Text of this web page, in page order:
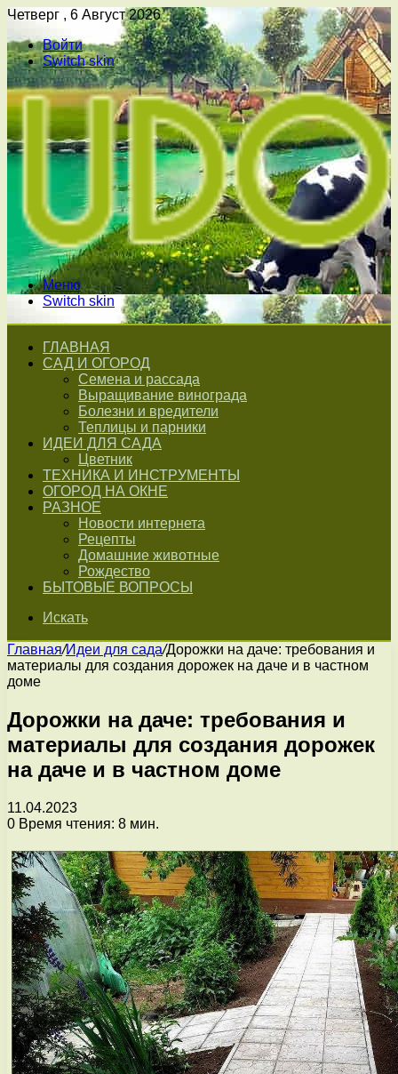
Четверг , 6 Август 2026
Войти
Switch skin
Меню
Switch skin
ГЛАВНАЯ
САД И ОГОРОД
Семена и рассада
Выращивание винограда
Болезни и вредители
Теплицы и парники
ИДЕИ ДЛЯ САДА
Цветник
ТЕХНИКА И ИНСТРУМЕНТЫ
ОГОРОД НА ОКНЕ
РАЗНОЕ
Новости интернета
Рецепты
Домашние животные
Рождество
БЫТОВЫЕ ВОПРОСЫ
Искать
Главная/Идеи для сада/Дорожки на даче: требования и
материалы для создания дорожек на даче и в частном
доме
Дорожки на даче: требования и
материалы для создания дорожек
на даче и в частном доме
11.04.2023
0 Время чтения: 8 мин.